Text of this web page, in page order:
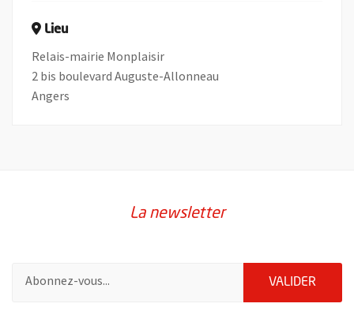
Lieu
Relais-mairie Monplaisir
2 bis boulevard Auguste-Allonneau
Angers
La newsletter
VALIDER